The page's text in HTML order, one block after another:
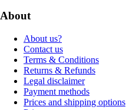
About
About us?
Contact us
Terms & Conditions
Returns & Refunds
Legal disclaimer
Payment methods
Prices and shipping options